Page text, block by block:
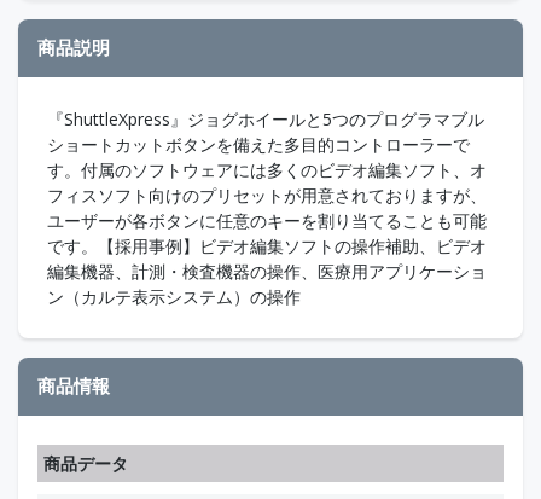
商品説明
『ShuttleXpress』ジョグホイールと5つのプログラマブル
ショートカットボタンを備えた多目的コントローラーで
す。付属のソフトウェアには多くのビデオ編集ソフト、オ
フィスソフト向けのプリセットが用意されておりますが、
ユーザーが各ボタンに任意のキーを割り当てることも可能
です。【採用事例】ビデオ編集ソフトの操作補助、ビデオ
編集機器、計測・検査機器の操作、医療用アプリケーショ
ン（カルテ表示システム）の操作
商品情報
商品データ